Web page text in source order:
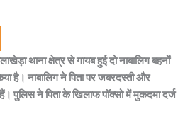
थाना क्षेत्र से गायब हुई दो नाबालिग बहनों
है। नाबालिग ने पिता पर जबरदस्ती और
पुलिस ने पिता के खिलाफ पॉक्सो में मुकदमा दर्ज